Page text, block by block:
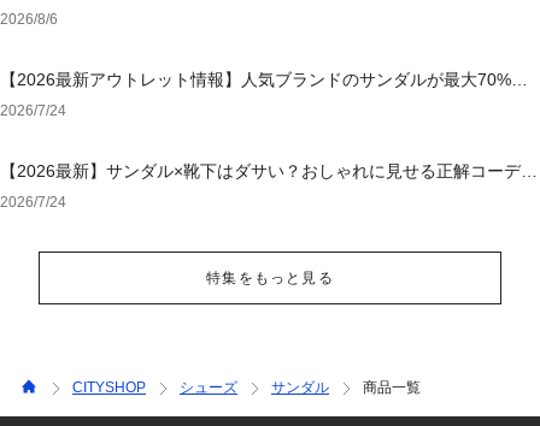
2026/8/6
【2026最新アウトレット情報】人気ブランドのサンダルが最大70%OF
F！おすすめサンダル特集
2026/7/24
【2026最新】サンダル×靴下はダサい？おしゃれに見せる正解コーデと
選び方【レディース・メンズ】
2026/7/24
特集をもっと見る
CITYSHOP シューズ サンダル 商品一覧